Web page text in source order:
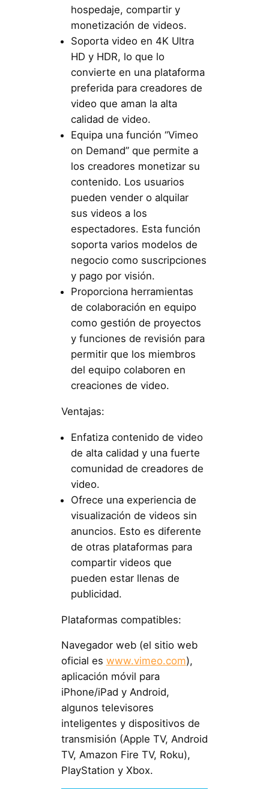
hospedaje, compartir y
monetización de videos.
Soporta video en 4K Ultra
HD y HDR, lo que lo
convierte en una plataforma
preferida para creadores de
video que aman la alta
calidad de video.
Equipa una función “Vimeo
on Demand” que permite a
los creadores monetizar su
contenido. Los usuarios
pueden vender o alquilar
sus videos a los
espectadores. Esta función
soporta varios modelos de
negocio como suscripciones
y pago por visión.
Proporciona herramientas
de colaboración en equipo
como gestión de proyectos
y funciones de revisión para
permitir que los miembros
del equipo colaboren en
creaciones de video.
Ventajas:
Enfatiza contenido de video
de alta calidad y una fuerte
comunidad de creadores de
video.
Ofrece una experiencia de
visualización de videos sin
anuncios. Esto es diferente
de otras plataformas para
compartir videos que
pueden estar llenas de
publicidad.
Plataformas compatibles:
Navegador web (el sitio web
oficial es www.vimeo.com),
aplicación móvil para
iPhone/iPad y Android,
algunos televisores
inteligentes y dispositivos de
transmisión (Apple TV, Android
TV, Amazon Fire TV, Roku),
PlayStation y Xbox.